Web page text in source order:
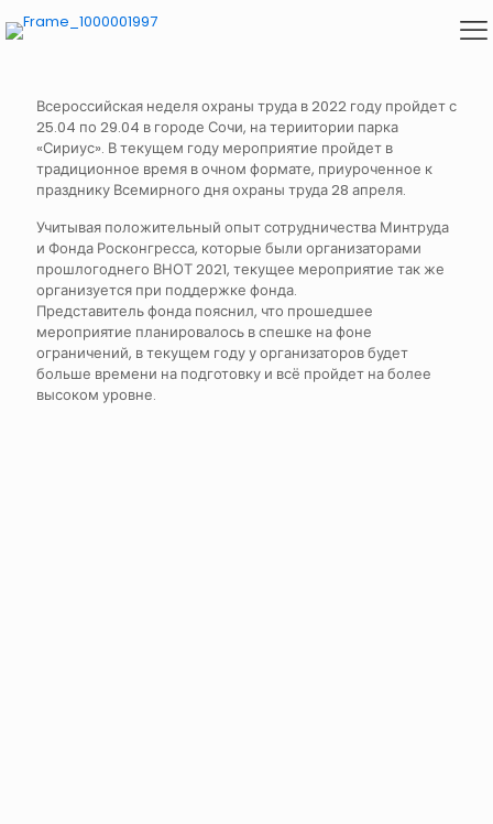
Всероссийская неделя охраны труда в 2022 году пройдет с
25.04 по 29.04 в городе Сочи, на териитории парка
«Сириус». В текущем году мероприятие пройдет в
традиционное время в очном формате, приуроченное к
празднику Всемирного дня охраны труда 28 апреля.
Учитывая положительный опыт сотрудничества Минтруда
и Фонда Росконгресса, которые были организаторами
прошлогоднего ВНОТ 2021, текущее мероприятие так же
организуется при поддержке фонда.
Представитель фонда пояснил, что прошедшее
мероприятие планировалось в спешке на фоне
ограничений, в текущем году у организаторов будет
больше времени на подготовку и всё пройдет на более
высоком уровне.